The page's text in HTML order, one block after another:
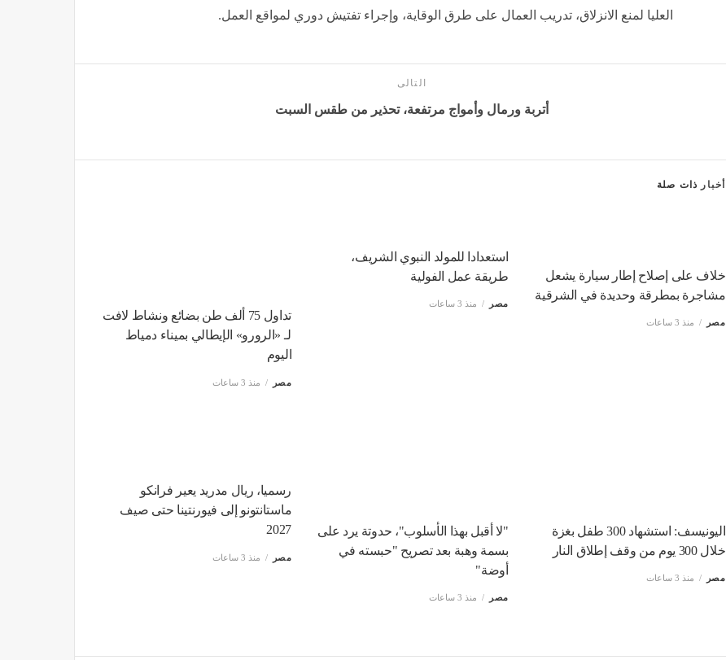
العليا لمنع الانزلاق، تدريب العمال على طرق الوقاية، وإجراء تفتيش دوري لمواقع العمل.
التالى
أتربة ورمال وأمواج مرتفعة، تحذير من طقس السبت
أخبار ذات صلة
خلاف على إصلاح إطار سيارة يشعل
مشاجرة بمطرقة وحديدة في الشرقية
مصر منذ 3 ساعات
استعدادا للمولد النبوي الشريف،
طريقة عمل الفولية
مصر منذ 3 ساعات
تداول 75 ألف طن بضائع ونشاط لافت
لـ «الرورو» الإيطالي بميناء دمياط
اليوم
مصر منذ 3 ساعات
اليونيسف: استشهاد 300 طفل بغزة
خلال 300 يوم من وقف إطلاق النار
مصر منذ 3 ساعات
"لا أقبل بهذا الأسلوب"، حدوتة يرد على
بسمة وهبة بعد تصريح "حبسته في
أوضة"
مصر منذ 3 ساعات
رسميا، ريال مدريد يعير فرانكو
ماستانتونو إلى فيورنتينا حتى صيف
2027
مصر منذ 3 ساعات